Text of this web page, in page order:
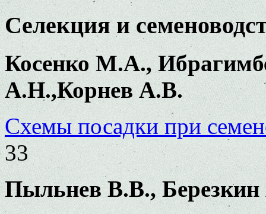
Селекция и
Косенко М.А.,
А.Н.,Корнев А.В.
Схемы посадки при
33
Пыльнев В.В.,